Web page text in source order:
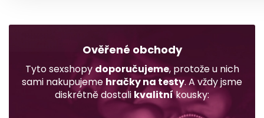
Ověřené obchody
Tyto sexshopy doporučujeme, protože u nich
sami nakupujeme hračky na testy. A vždy jsme
diskrétně dostali kvalitníkousky: